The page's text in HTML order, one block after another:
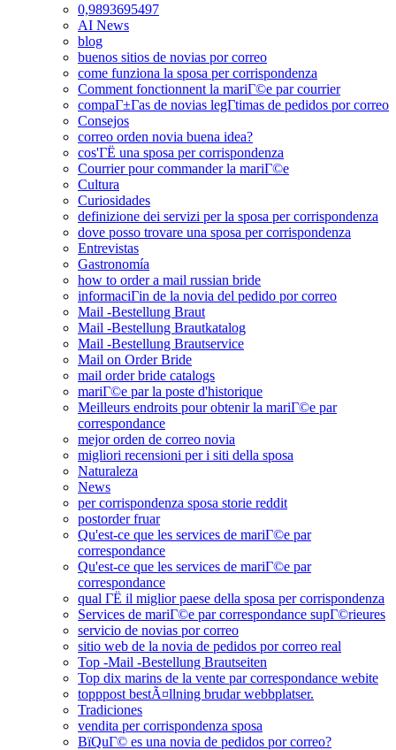
0,9893695497
AI News
blog
buenos sitios de novias por correo
come funziona la sposa per corrispondenza
Comment fonctionnent la mariГ©e par courrier
compaГ±Г­as de novias legГ­timas de pedidos por correo
Consejos
correo orden novia buena idea?
cos'ГЁ una sposa per corrispondenza
Courrier pour commander la mariГ©e
Cultura
Curiosidades
definizione dei servizi per la sposa per corrispondenza
dove posso trovare una sposa per corrispondenza
Entrevistas
Gastronomía
how to order a mail russian bride
informaciГіn de la novia del pedido por correo
Mail -Bestellung Braut
Mail -Bestellung Brautkatalog
Mail -Bestellung Brautservice
Mail on Order Bride
mail order bride catalogs
mariГ©e par la poste d'historique
Meilleurs endroits pour obtenir la mariГ©e par
correspondance
mejor orden de correo novia
migliori recensioni per i siti della sposa
Naturaleza
News
per corrispondenza sposa storie reddit
postorder fruar
Qu'est-ce que les services de mariГ©e par
correspondance
Qu'est-ce que les services de mariГ©e par
correspondance
qual ГЁ il miglior paese della sposa per corrispondenza
Services de mariГ©e par correspondance supГ©rieures
servicio de novias por correo
sitio web de la novia de pedidos por correo real
Top -Mail -Bestellung Brautseiten
Top dix marins de la vente par correspondance webite
topppost bestÃ¤llning brudar webbplatser.
Tradiciones
vendita per corrispondenza sposa
ВїQuГ© es una novia de pedidos por correo?